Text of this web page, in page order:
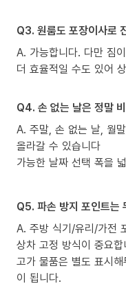
Q3. 원룸도 포장이사로
A. 가능합니다. 다만 짐
더 효율적일 수도 있어
Q4. 손 없는 날은 정말
A. 주말, 손 없는 날, 월
올라갈 수 있습니다
가능한 날짜 선택 폭을
Q5. 파손 방지 포인트는
A. 주방 식기/유리/가전
상차 고정 방식이 중요합
고가 물품은 별도 표시
이 됩니다.